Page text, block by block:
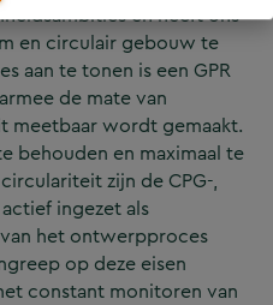
en heeft ons
en circulair gebouw te
aan te tonen is een GPR
de mate van
meetbaar wordt gemaakt.
behouden en maximaal te
zijn de CPG-,
ingezet als
het ontwerpproces
op deze eisen
constant monitoren van